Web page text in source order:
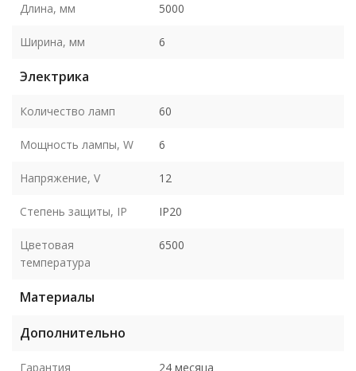
Длина, мм 5000
Ширина, мм 6
Электрика
Количество ламп 60
Мощность лампы, W 6
Напряжение, V 12
Степень защиты, IP IP20
Цветовая
температура
6500
Материалы
Дополнительно
Гарантия 24 месяца